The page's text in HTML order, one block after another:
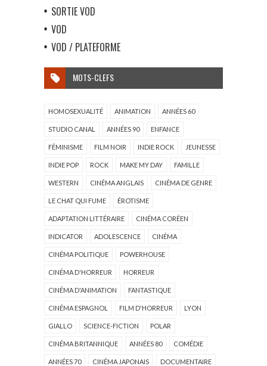
SORTIE VOD
VOD
VOD / PLATEFORME
MOTS-CLEFS
HOMOSEXUALITÉ ANIMATION ANNÉES 60
STUDIO CANAL ANNÉES 90 ENFANCE
FÉMINISME FILM NOIR INDIE ROCK JEUNESSE
INDIE POP ROCK MAKE MY DAY FAMILLE
WESTERN CINÉMA ANGLAIS CINÉMA DE GENRE
LE CHAT QUI FUME ÉROTISME
ADAPTATION LITTÉRAIRE CINÉMA CORÉEN
INDICATOR ADOLESCENCE CINÉMA
CINÉMA POLITIQUE POWERHOUSE
CINÉMA D'HORREUR HORREUR
CINÉMA D'ANIMATION FANTASTIQUE
CINÉMA ESPAGNOL FILM D'HORREUR LYON
GIALLO SCIENCE-FICTION POLAR
CINÉMA BRITANNIQUE ANNÉES 80 COMÉDIE
ANNÉES 70 CINÉMA JAPONAIS DOCUMENTAIRE